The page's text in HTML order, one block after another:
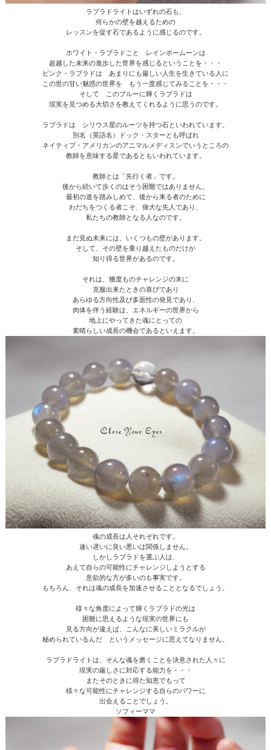
ラブラドライトはいずれの石も、
何らかの壁を越えるための
レッスンを促す石であるように感じるのです。
ホワイト・ラブラドこと レインボームーンは
超越した未来の進歩した世界を感じるということを・・・
ピンク・ラブラドは あまりにも厳しい人生を生きている人に
この世の甘い魅惑の世界を もう一度感じてみることを・・・
そして このブルーに輝くラブラドは
現実を見つめる大切さを教えてくれるように思うのです。
ラブラドは シリウス星のルーツを持つ石といわれています。
別名（英語名）ドック・スターとも呼ばれ
ネイティブ・アメリカンのアニマルメディスンでいうところの
教師を意味する星であるともいわれています。
教師とは「先行く者」です。
後から続いて歩くのはそう困難ではありません。
最初の道を踏みしめて、後から来る者のために
わだちをつくる者こそ、偉大な先人であり、
私たちの教師となる人なのです。
まだ見ぬ未来には、いくつもの壁があります。
そして、その壁を乗り越えたものだけが
知り得る世界があるのです。
それは、幾度ものチャレンジの末に
克服出来たときの喜びであり
あらゆる方向性及び多面性の発見であり、
肉体を伴う経験は、エネルギーの世界から
地上にやってきた魂にとっての
素晴らしい成長の機会であるといえます。
魂の成長は人それぞれです。
速い遅いに良い悪いは関係しません。
しかしラブラドを選ぶ人は、
あえて自らの可能性にチャレンジしようとする
意欲的な方が多いのも事実です。
もちろん、それは魂の成長を加速させることとなるでしょう。
様々な角度によって輝くラブラドの光は
困難に思えるような現実の世界にも
見る方向が違えば、こんなに美しいミラクルが
秘められているんだ というメッセージに思えてなりません。
ラブラドライトは、そんな魂を磨くことを決意された人々に
現実の厳しさに対応する能力を・・・
またそのときに得た知恵でもって
様々な可能性にチャレンジする自らのパワーに
出会えることでしょう。
ソフィーママ